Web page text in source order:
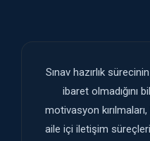
Sınav hazırlık
ibaret olmadığını
motivasyon
aile içi iletişim süreçleri